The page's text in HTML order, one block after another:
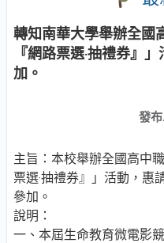
轉知南華大學舉辦全國
『網路票選‧抽禮券』
加。
發布
主旨：本校舉辦全國高中
票選‧抽禮券』」活動，惠
參加。
說明：
一、本屆生命教育微電影